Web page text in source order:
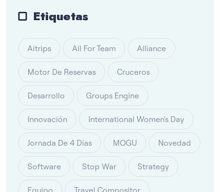
Etiquetas
Aitrips All For Team Alliance
Motor De Reservas Cruceros
Desarrollo Groups Engine
Innovación International Women's Day
Jornada De 4 Días MOGU Novedad
Software Stop War Strategy
Equipo Travel Compositor